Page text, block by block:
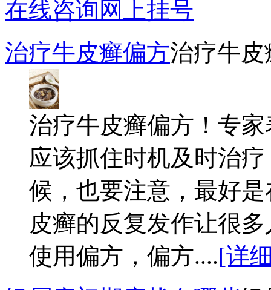
在线咨询 网上挂号
治疗牛皮癣偏方治疗牛皮
治疗牛皮癣偏方！专
应该抓住时机及时治
候，也要注意，最好
皮癣的反复发作让很
使用偏方，偏方....[详